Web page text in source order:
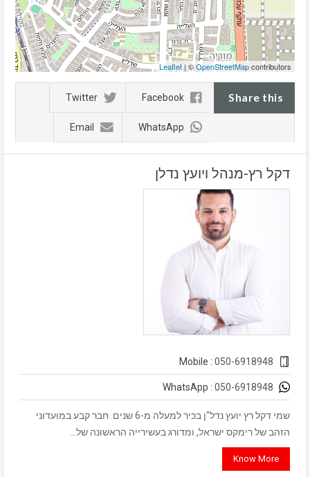
Leaflet| ©OpenStreetMapcontributors
Share this
Facebook
Twitter
WhatsApp
Email
דקל רץ-מנהל ויועץ נדלן
050-6918948
050-6918948
שמי דקל רץ יועץ נדל"ן בכיר למעלה מ-6 שנים. חבר קבע במועדוני
הזהב של רימקס ישראל, ומדורג בעשירייה הראשונה של…
Know More